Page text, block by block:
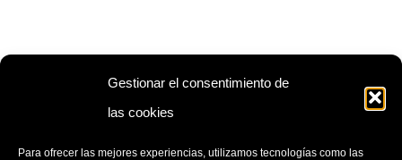
Gestionar el consentimiento de
las cookies
Para ofrecer las mejores experiencias, utilizamos tecnologías como las
ENTRADA